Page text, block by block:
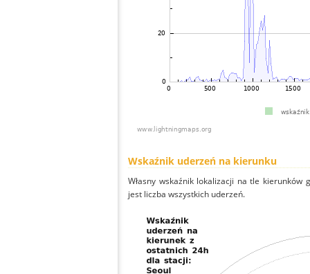
Wskaźnik uderzeń na kierunku
Własny wskaźnik lokalizacji na tle
jest liczba wszystkich uderzeń.